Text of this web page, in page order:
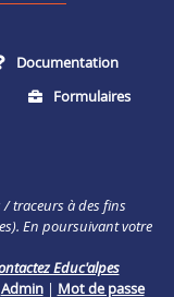
Documentation
Formulaires
/ traceurs à des fins
En poursuivant votre
Educ'alpes
Admin| Mot de passe